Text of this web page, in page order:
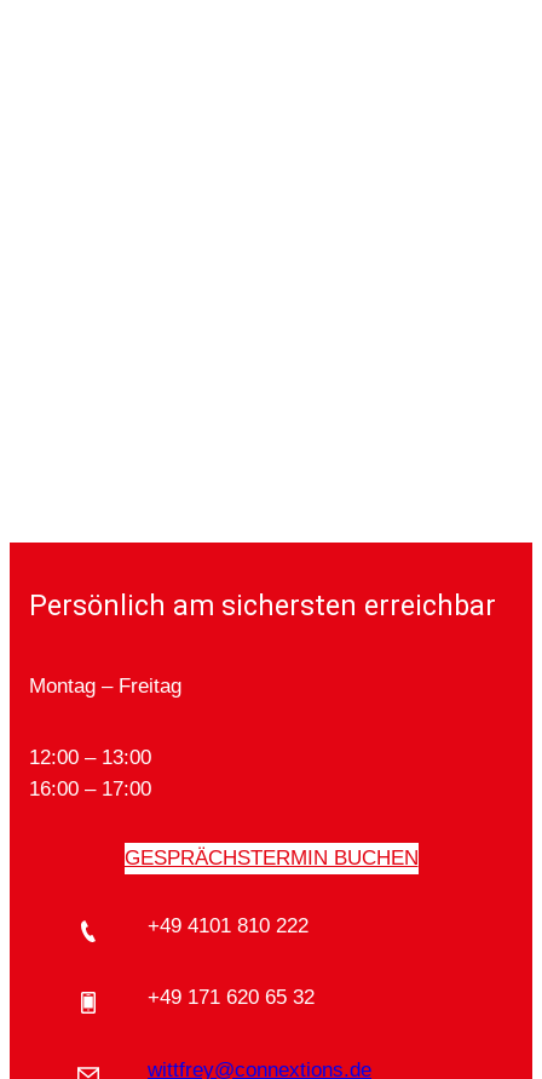
Persönlich am sichersten erreichbar
Montag – Freitag
12:00 – 13:00
16:00 – 17:00
GESPRÄCHSTERMIN BUCHEN
+49 4101 810 222
+49 171 620 65 32
wittfrey@connextions.de